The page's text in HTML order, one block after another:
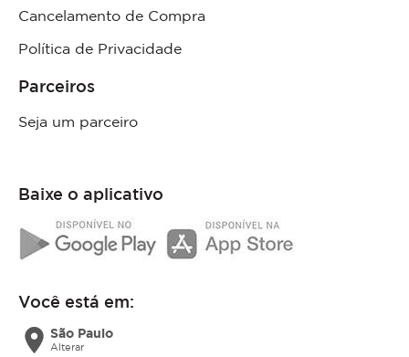
Cancelamento de Compra
Política de Privacidade
Parceiros
Seja um parceiro
Baixe o aplicativo
Você está em:
location_on São Paulo
Alterar